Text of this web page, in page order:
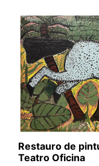
Restauro de
Teatro Oficina